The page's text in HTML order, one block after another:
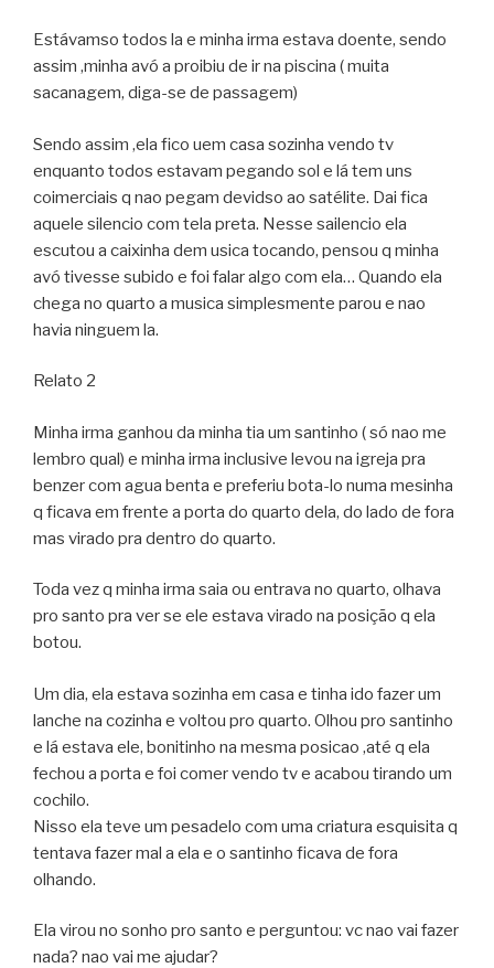
Estávamso todos la e minha irma estava doente, sendo
assim ,minha avó a proibiu de ir na piscina ( muita
sacanagem, diga-se de passagem)
Sendo assim ,ela fico uem casa sozinha vendo tv
enquanto todos estavam pegando sol e lá tem uns
coimerciais q nao pegam devidso ao satélite. Dai fica
aquele silencio com tela preta. Nesse sailencio ela
escutou a caixinha dem usica tocando, pensou q minha
avó tivesse subido e foi falar algo com ela… Quando ela
chega no quarto a musica simplesmente parou e nao
havia ninguem la.
Relato 2
Minha irma ganhou da minha tia um santinho ( só nao me
lembro qual) e minha irma inclusive levou na igreja pra
benzer com agua benta e preferiu bota-lo numa mesinha
q ficava em frente a porta do quarto dela, do lado de fora
mas virado pra dentro do quarto.
Toda vez q minha irma saia ou entrava no quarto, olhava
pro santo pra ver se ele estava virado na posição q ela
botou.
Um dia, ela estava sozinha em casa e tinha ido fazer um
lanche na cozinha e voltou pro quarto. Olhou pro santinho
e lá estava ele, bonitinho na mesma posicao ,até q ela
fechou a porta e foi comer vendo tv e acabou tirando um
cochilo.
Nisso ela teve um pesadelo com uma criatura esquisita q
tentava fazer mal a ela e o santinho ficava de fora
olhando.
Ela virou no sonho pro santo e perguntou: vc nao vai fazer
nada? nao vai me ajudar?